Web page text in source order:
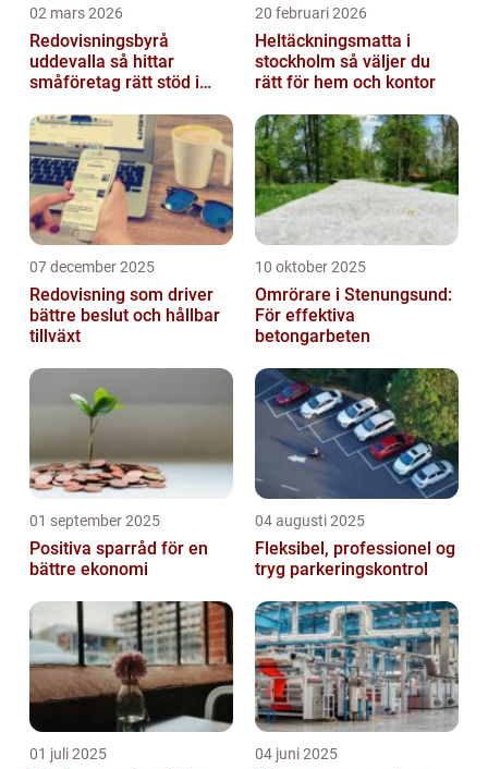
02 mars 2026
Redovisningsbyrå
uddevalla så hittar
småföretag rätt stöd i
20 februari 2026
Heltäckningsmatta i
stockholm så väljer du
rätt för hem och kontor
07 december 2025
Redovisning som driver
bättre beslut och hållbar
tillväxt
10 oktober 2025
Omrörare i Stenungsund:
För effektiva
betongarbeten
01 september 2025
Positiva sparråd för en
bättre ekonomi
04 augusti 2025
Fleksibel, professionel og
tryg parkeringskontrol
01 juli 2025 04 juni 2025